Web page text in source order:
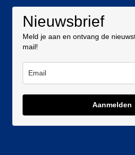
Nieuwsbrief
Meld je aan en ontvang de
mail!
Aanmelden